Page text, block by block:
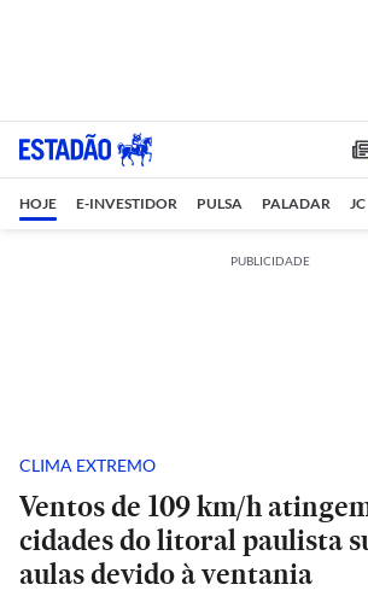
HOJE E-INVESTIDOR PULSA PALADAR JC
PUBLICIDADE
CLIMA EXTREMO
Ventos de 109 km/h
cidades do litoral paulista
aulas devido à ventania